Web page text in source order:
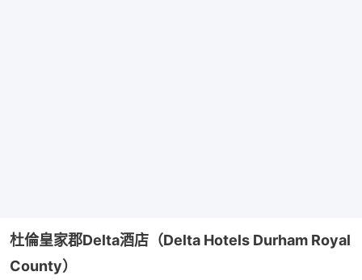
杜倫皇家郡Delta酒店（Delta Hotels Durham Royal
County）